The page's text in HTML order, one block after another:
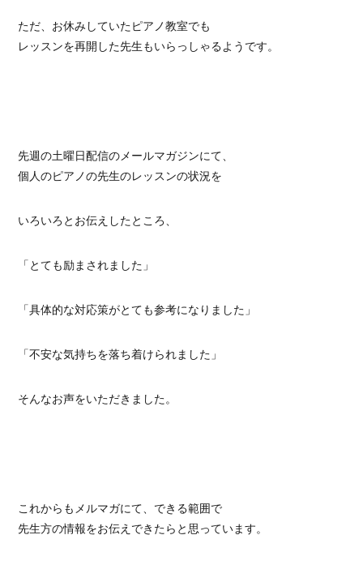
ただ、お休みしていたピアノ教室でも
レッスンを再開した先生もいらっしゃるようです。
先週の土曜日配信のメールマガジンにて、
個人のピアノの先生のレッスンの状況を
いろいろとお伝えしたところ、
「とても励まされました」
「具体的な対応策がとても参考になりました」
「不安な気持ちを落ち着けられました」
そんなお声をいただきました。
これからもメルマガにて、できる範囲で
先生方の情報をお伝えできたらと思っています。